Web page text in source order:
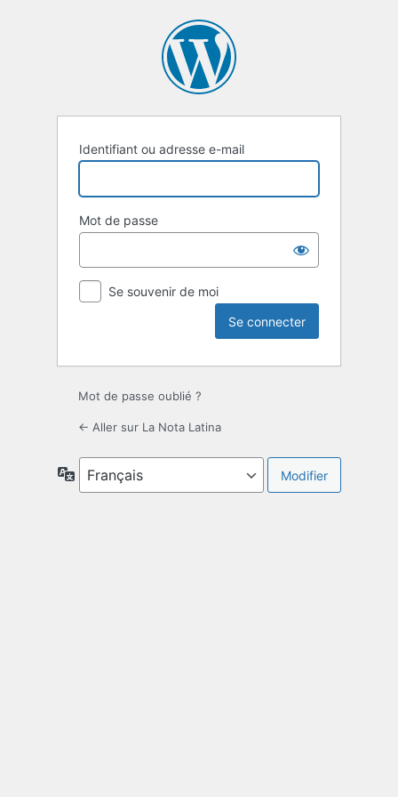
Identifiant ou adresse e-mail
Mot de passe
Se souvenir de moi
Mot de passe oublié ?
← Aller sur La Nota Latina
Langue